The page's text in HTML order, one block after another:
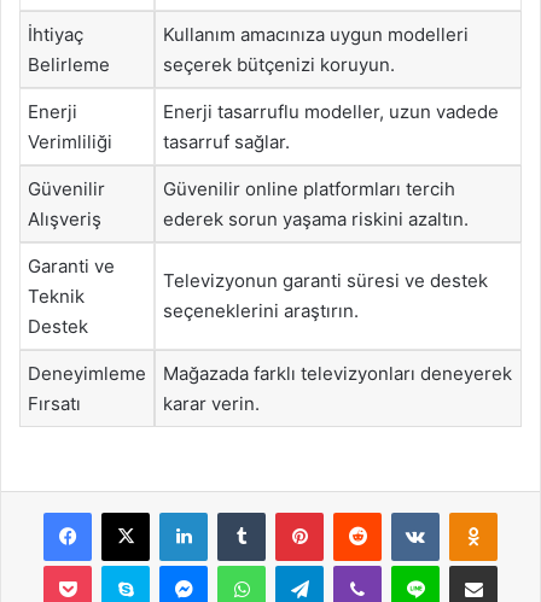
İhtiyaç
Belirleme
Kullanım amacınıza uygun modelleri
seçerek bütçenizi koruyun.
Enerji
Verimliliği
Enerji tasarruflu modeller, uzun vadede
tasarruf sağlar.
Güvenilir
Alışveriş
Güvenilir online platformları tercih
ederek sorun yaşama riskini azaltın.
Garanti ve
Teknik
Destek
Televizyonun garanti süresi ve destek
seçeneklerini araştırın.
Deneyimleme
Fırsatı
Mağazada farklı televizyonları deneyerek
karar verin.
Facebook
X LinkedInTumblr PinterestReddit VKontakte
Pocket Skype MessengerWhatsAppTelegramViber Line E-Posta ile